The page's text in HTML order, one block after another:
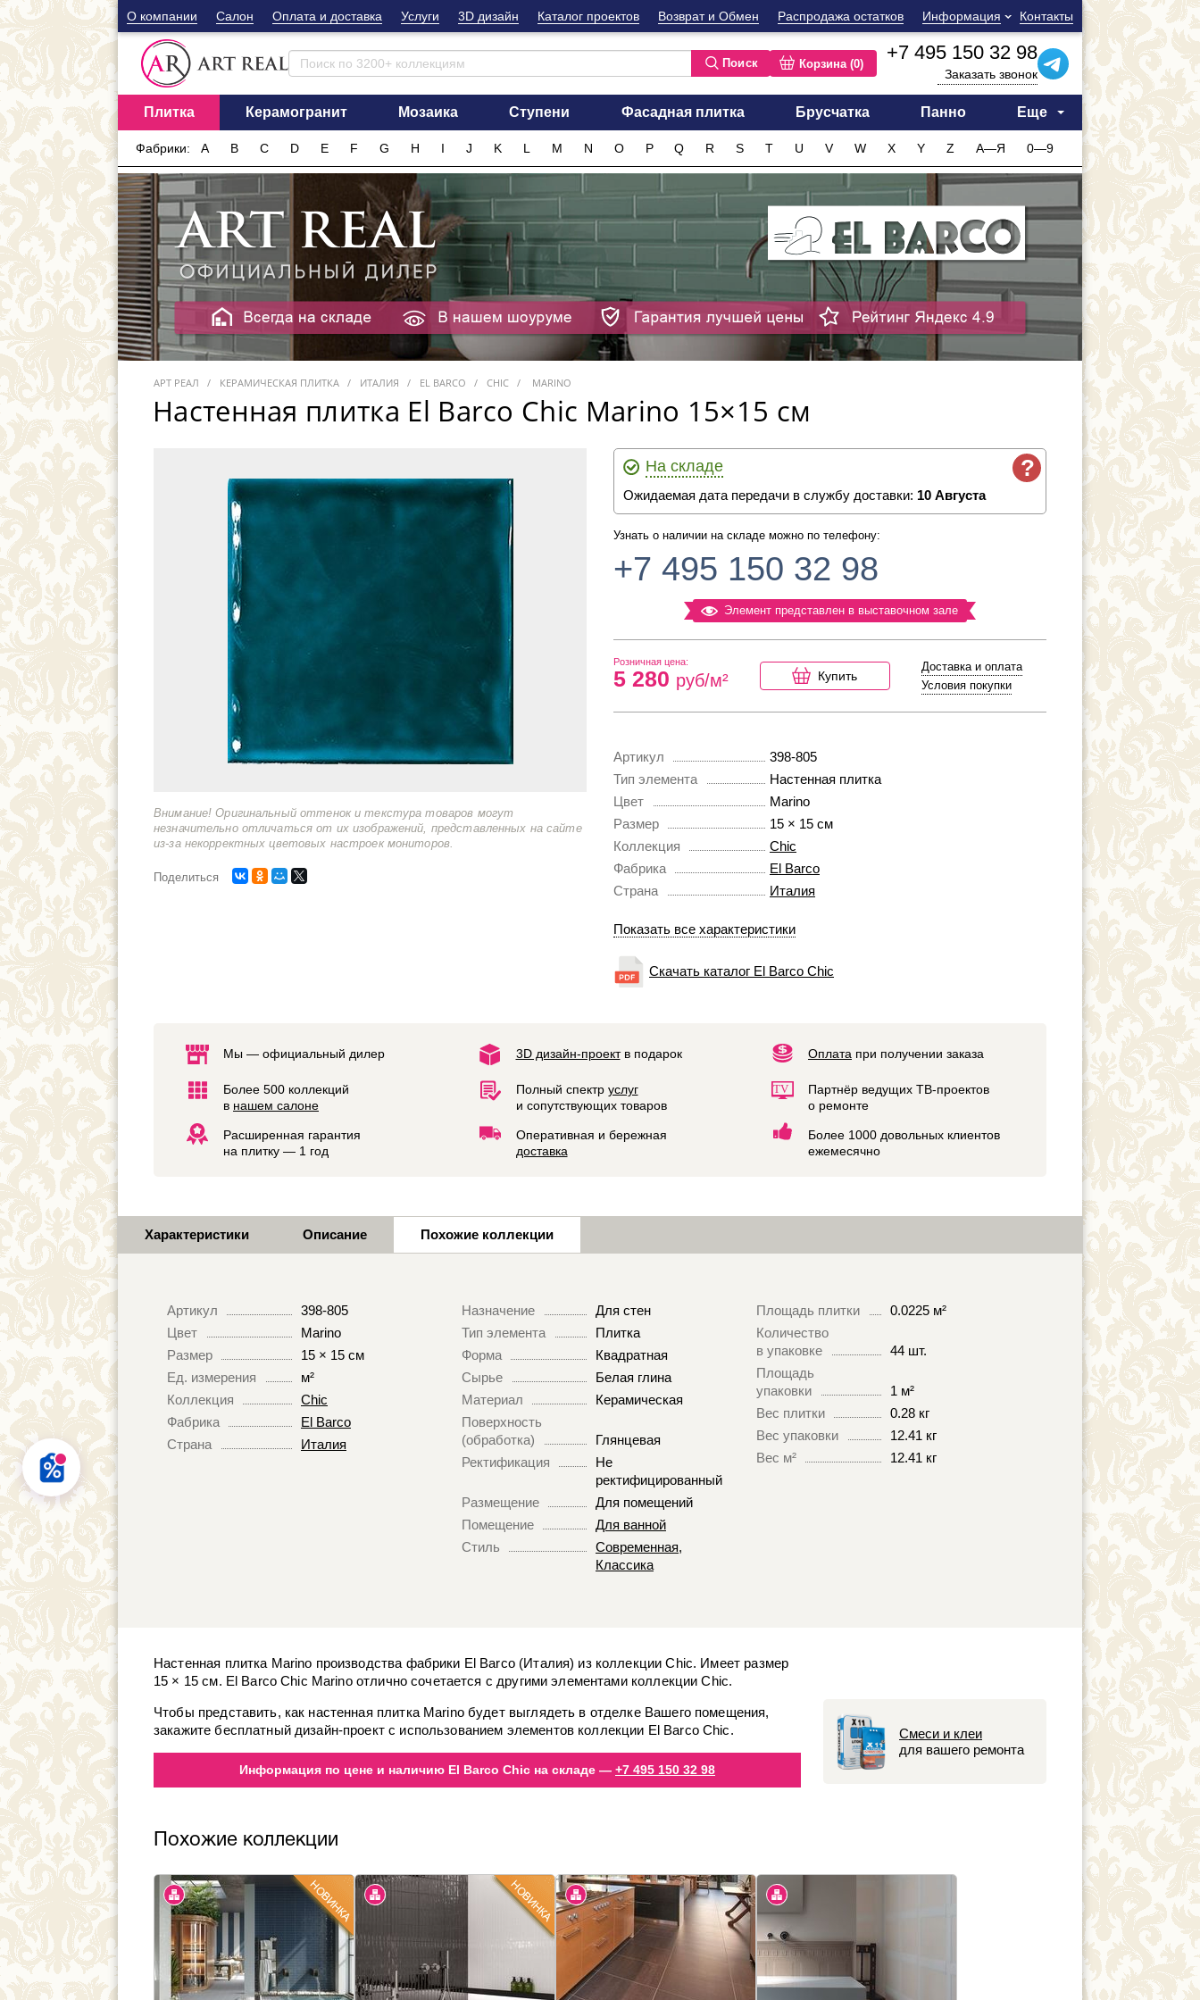
О компании Cалон Оплата и доставка Услуги 3D дизайн Каталог проектов Возврат и Обмен Распродажа остатков Информация Контакты
Поиск Корзина (0)
+7 495 150 32 98
Заказать звонок
Плитка Керамогранит Мозаика Ступени Фасадная плитка Брусчатка Панно Еще
Фабрики: A B C D E F G H I J K L M N O P Q R S T U V W X Y Z А—Я 0—9
АРТ РЕАЛ КЕРАМИЧЕСКАЯ ПЛИТКА ИТАЛИЯ EL BARCO CHIC MARINO
Настенная плитка El Barco Chic Marino 15×15 см
Внимание! Оригинальный оттенок и текстура товаров могут
незначительно отличаться от их изображений, представленных на сайте
из-за некорректных цветовых настроек мониторов.
Поделиться
?
На складе
Ожидаемая дата передачи в службу доставки: 10 Августа
Узнать о наличии на складе можно по телефону:
+7 495 150 32 98
Элемент представлен в выставочном зале
Розничная цена:
5 280 руб/м² Купить
Доставка и оплата
Условия покупки
Артикул
398-805
Тип элемента
Настенная плитка
Цвет
Marino
Размер
15 × 15 см
Коллекция
Chic
Фабрика
El Barco
Страна
Италия
Показать все характеристики
Скачать каталог El Barco Chic
Мы — официальный дилер 3D дизайн-проектв подарок Оплата при получении заказа
Более 500 коллекций
в нашем салоне
Полный спектр услуг
и сопутствующих товаров
Партнёр ведущих ТВ-проектов
о ремонте
Расширенная гарантия
на плитку — 1 год
Оперативная и бережная
доставка
Более 1000 довольных клиентов
ежемесячно
Характеристики Описание Похожие коллекции
Артикул
398-805
Цвет
Marino
Размер
15 × 15 см
Ед. измерения
м²
Коллекция
Chic
Фабрика
El Barco
Страна
Италия
Назначение
Для стен
Тип элемента
Плитка
Форма
Квадратная
Сырье
Белая глина
Материал
Керамическая
Поверхность
(обработка)
Глянцевая
Ректификация
Не
ректифицированный
Размещение
Для помещений
Помещение
Для ванной
Стиль
Современная,
Классика
Площадь плитки
0.0225 м²
Количество
в упаковке
44 шт.
Площадь
упаковки
1 м²
Вес плитки
0.28 кг
Вес упаковки
12.41 кг
Вес м²
12.41 кг
Смеси и клеи
для вашего ремонта
Настенная плитка Marino производства фабрики El Barco (Италия) из коллекции Chic. Имеет размер
15 × 15 см. El Barco Chic Marino отлично сочетается с другими элементами коллекции Chic.
Чтобы представить, как настенная плитка Marino будет выглядеть в отделке Вашего помещения,
закажите бесплатный дизайн-проект с использованием элементов коллекции El Barco Chic.
Информация по цене и наличию El Barco Chic на складе — +7 495 150 32 98
Похожие коллекции